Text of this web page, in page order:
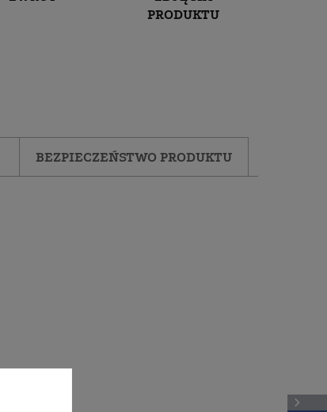
PRODUKTU
BEZPIECZEŃSTWO PRODUKTU